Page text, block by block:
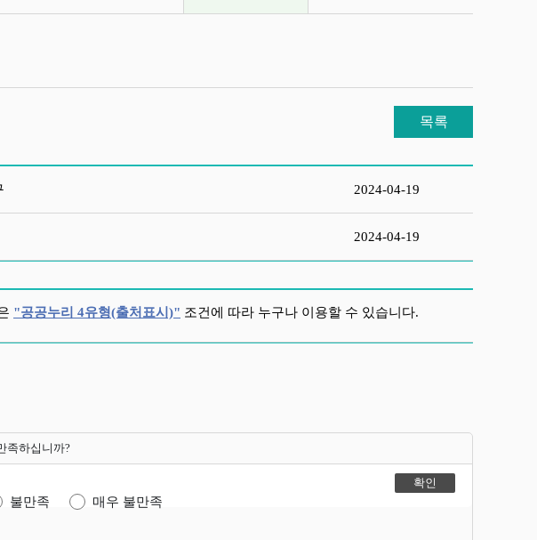
목록
2024-04-19
2024-04-19
"공공누리 4유형(출처표시)" 조건에 따라 누구나 이용할 수 있습니다.
족하십니까?
불만족 매우 불만족